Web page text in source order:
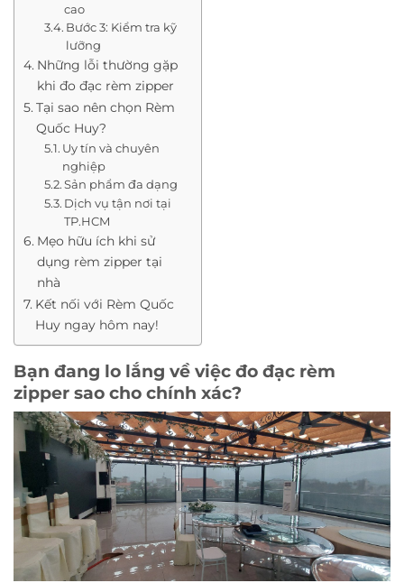
cao
Bước 3: Kiểm tra kỹ
lưỡng
Những lỗi thường gặp
khi đo đạc rèm zipper
Tại sao nên chọn Rèm
Quốc Huy?
Uy tín và chuyên
nghiệp
Sản phẩm đa dạng
Dịch vụ tận nơi tại
TP.HCM
Mẹo hữu ích khi sử
dụng rèm zipper tại
nhà
Kết nối với Rèm Quốc
Huy ngay hôm nay!
Bạn đang lo lắng về việc đo đạc rèm
zipper sao cho chính xác?